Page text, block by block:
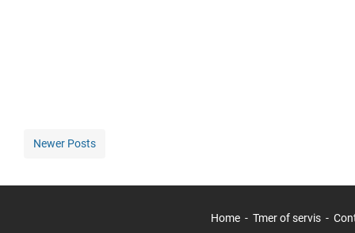
Newer Posts
Home Tmer of servis